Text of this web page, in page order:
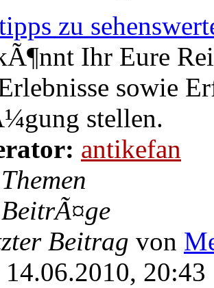
zu
Ihr Eure
sowie
stellen.
antikefan
Themen
BeitrÃ¤ge
Beitrag von
14.06.2010, 20:43